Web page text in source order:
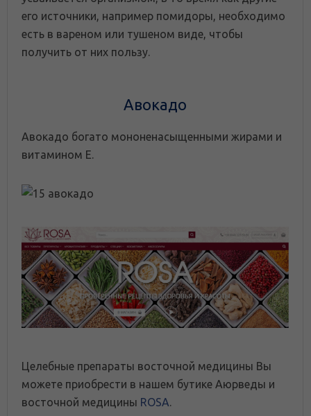
его источники, например помидоры, необходимо
есть в вареном или тушеном виде, чтобы
получить от них пользу.
Авокадо
Авокадо богато мононенасыщенными жирами и
витамином Е.
Целебные препараты восточной медицины Вы
можете приобрести в нашем бутике Аюрведы и
восточной медицины ROSA.